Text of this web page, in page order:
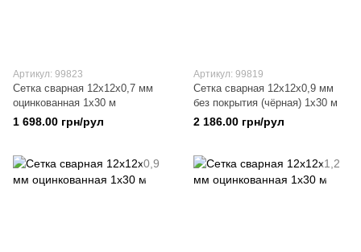
Артикул: 99823
Сетка сварная 12х12х0,7 мм
оцинкованная 1х30 м
1 698.00 грн/рул
Артикул: 99819
Сетка сварная 12х12х0,9 мм
без покрытия (чёрная) 1х30 м
2 186.00 грн/рул